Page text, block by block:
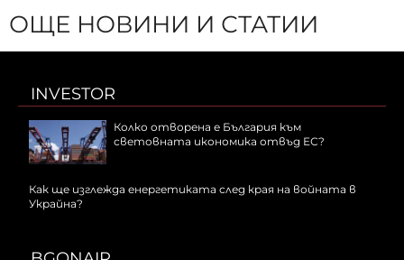
ОЩЕ НОВИНИ И СТАТИИ
INVESTOR
Колко отворена е България към
световната икономика отвъд ЕС?
Как ще изглежда енергетиката след края на войната в
Украйна?